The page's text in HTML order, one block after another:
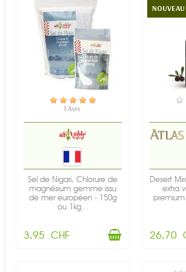
EN STOCK
1 Avis
Sel de Nigari, Chlorure de
magnésium gemme issu
de mer européen - 150g
ou 1kg...
3,95 CHF
NOUVEAU
Desert
extra
premium
26,70